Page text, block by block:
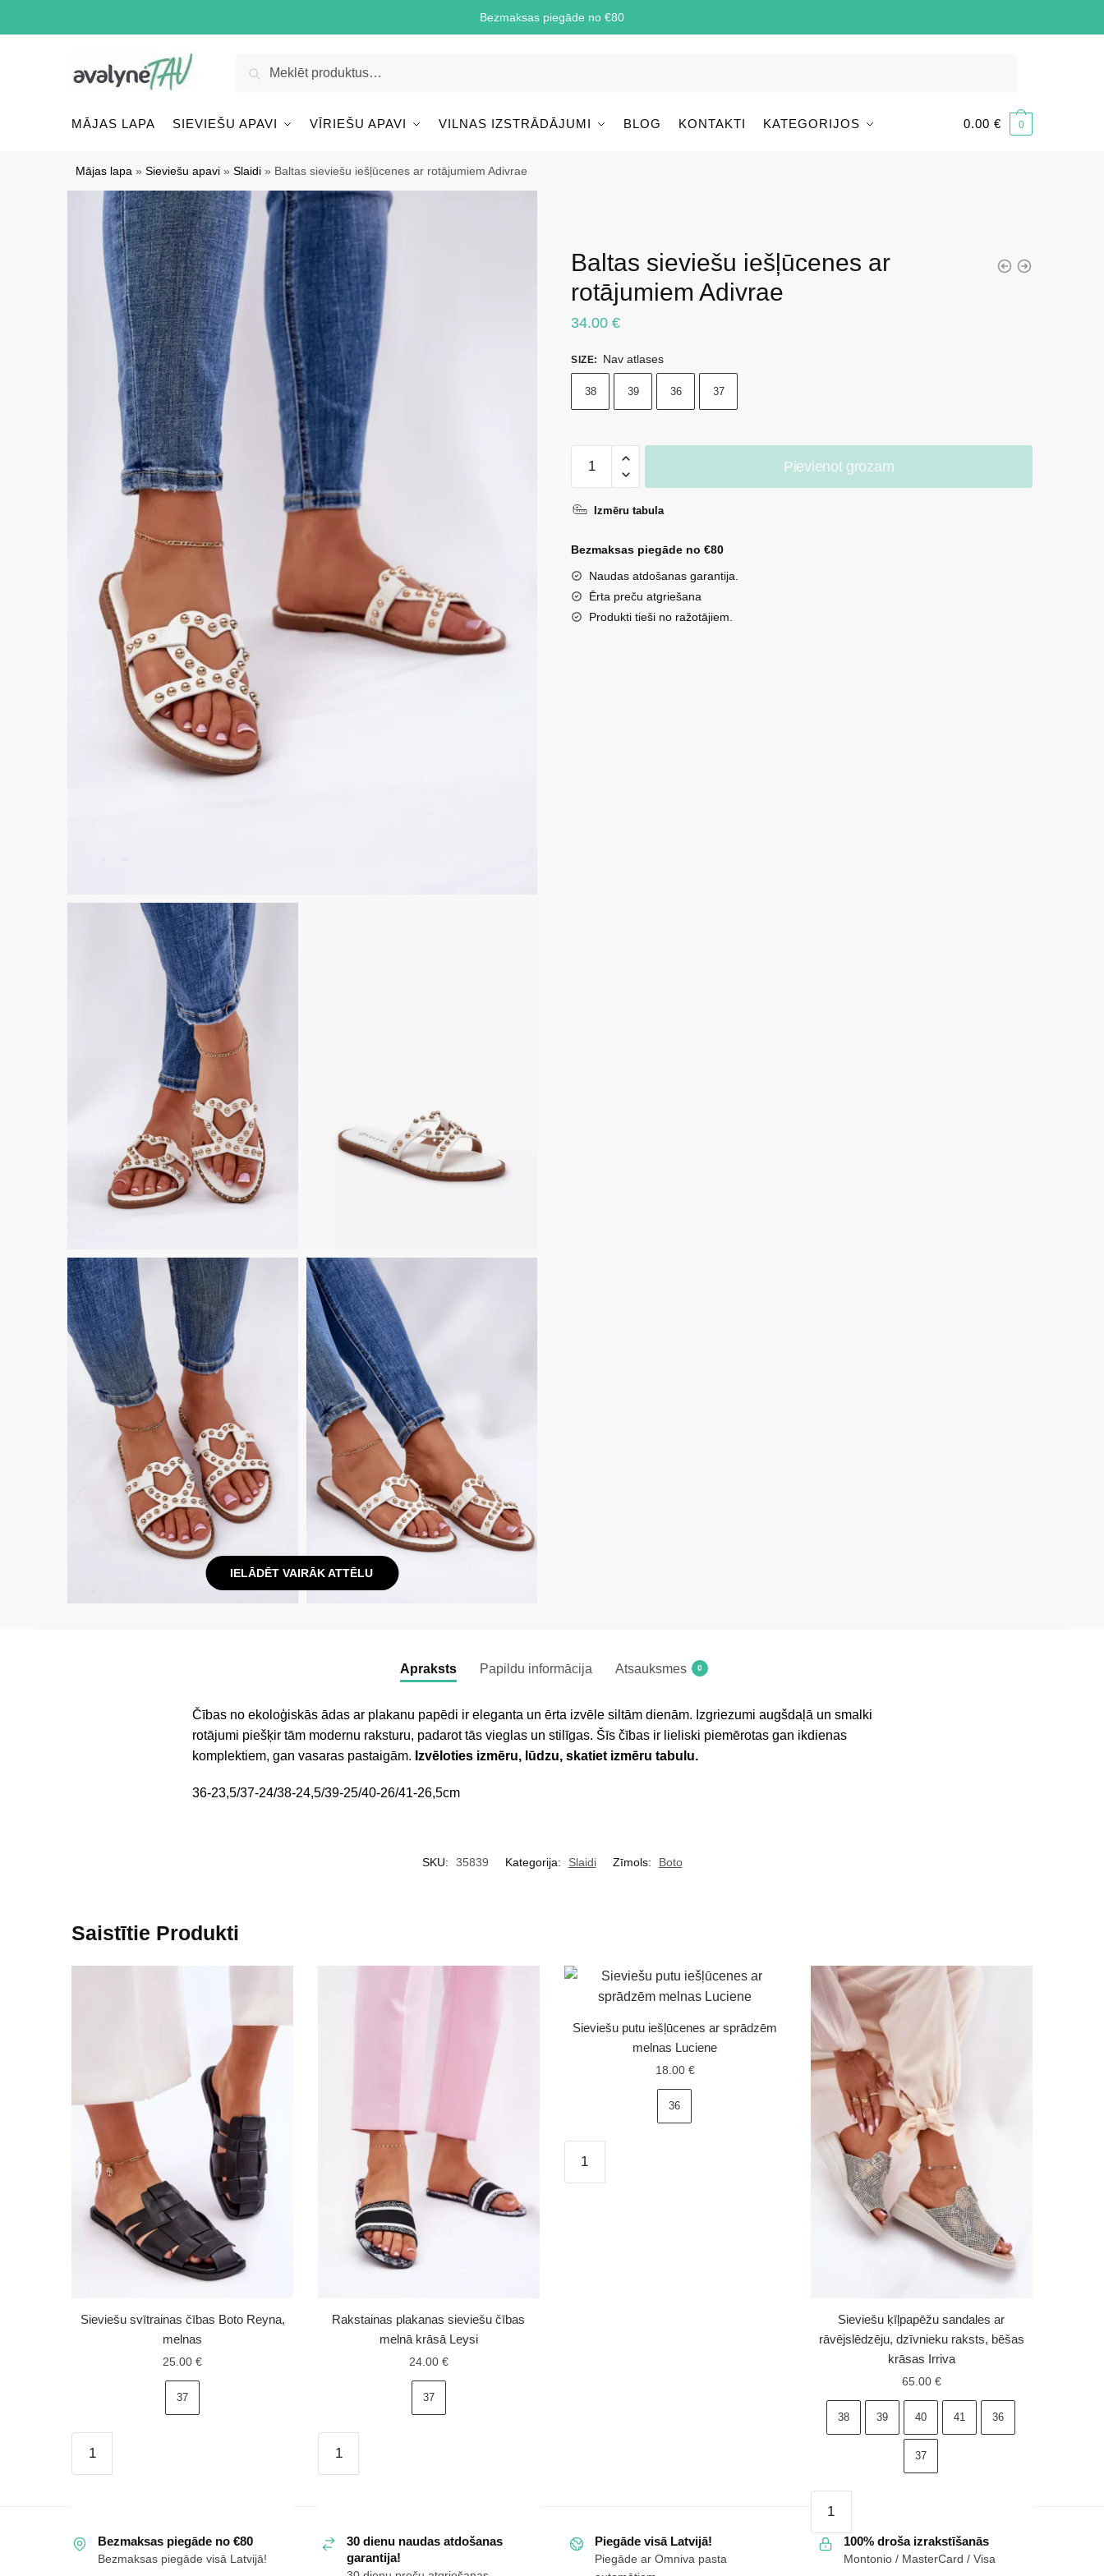
Bezmaksas piegāde no €80
Meklēt
MĀJAS LAPA SIEVIEŠU APAVI VĪRIEŠU APAVI VILNAS IZSTRĀDĀJUMI BLOG KONTAKTI KATEGORIJOS 0.00 € 0
Mājas lapa »Sieviešu apavi »Slaidi » Baltas sieviešu iešļūcenes ar rotājumiem Adivrae
IELĀDĒT VAIRĀK ATTĒLU
Baltas sieviešu iešļūcenes ar
rotājumiem Adivrae
34.00€
SIZE: Nav atlases
38 39 36 37
sieviešu
ar
Adivrae
daudzums
Pievienot grozam
Izmēru tabula
Bezmaksas piegāde no €80
Naudas atdošanas garantija.
Ērta preču atgriešana
Produkti tieši no ražotājiem.
Apraksts Papildu informācija Atsauksmes 0
Čības no ekoloģiskās ādas ar plakanu papēdi ir eleganta un ērta izvēle siltām dienām. Izgriezumi augšdaļā un smalki
rotājumi piešķir tām modernu raksturu, padarot tās vieglas un stilīgas. Šīs čības ir lieliski piemērotas gan ikdienas
komplektiem, gan vasaras pastaigām. Izvēloties izmēru, lūdzu, skatiet izmēru tabulu.
36-23,5/37-24/38-24,5/39-25/40-26/41-26,5cm
SKU: 35839 Kategorija: Slaidi Zīmols: Boto
Saistītie Produkti
Sieviešu svītrainas čības Boto Reyna,
melnas
25.00 €
37
svītrainas
melnas
daudzums
Rakstainas plakanas sieviešu čības
melnā krāsā Leysi
24.00 €
37
plakanas
krāsā
Leysi
Sieviešu putu iešļūcenes ar sprādzēm
melnas Luciene
18.00 €
36
putu
Sieviešu ķīļpapēžu sandales ar
rāvējslēdzēju, dzīvnieku raksts, bēšas
krāsas Irriva
65.00 €
38 39 40 41 36
37
ķīļpapēžu
sandales
Bezmaksas piegāde no €80
Bezmaksas piegāde visā Latvijā!
30 dienu naudas atdošanas
garantija!
Piegāde visā Latvijā!
Piegāde ar Omniva pasta
100% droša izrakstīšanās
Montonio / MasterCard / Visa